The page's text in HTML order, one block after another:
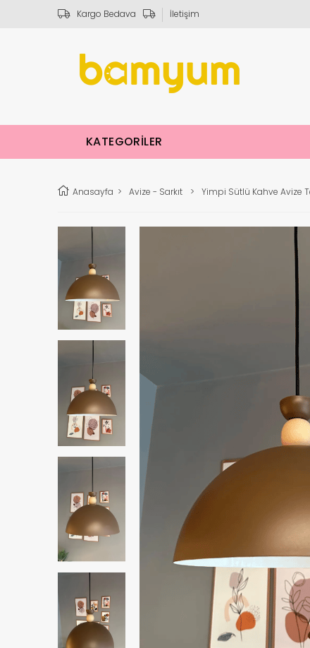
Kargo Bedava İletişim
KATEGORİLER
Anasayfa > Avize - Sarkıt > Yimpi Sütlü Kahve Avize